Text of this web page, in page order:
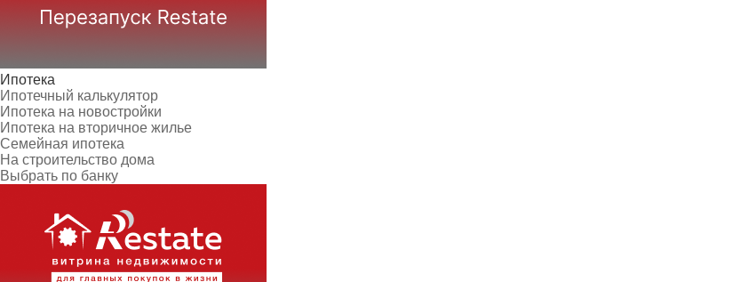
Ипотека
Ипотечный калькулятор
Ипотека на новостройки
Ипотека на вторичное жилье
Семейная ипотека
На строительство дома
Выбрать по банку